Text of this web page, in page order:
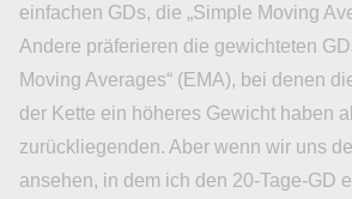
einfachen GDs, die „Simple Moving
Andere präferieren die gewichteten
Moving Averages“ (EMA), bei denen
der Kette ein höheres Gewicht haben
zurückliegenden. Aber wenn wir uns
ansehen, in dem ich den 20-Tage-GD